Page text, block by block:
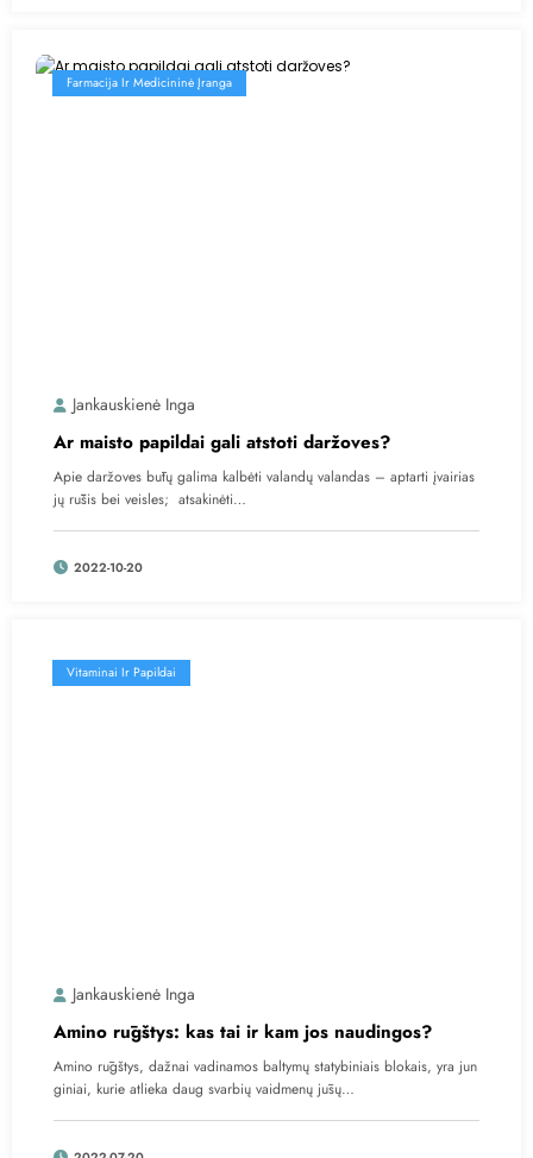
Farmacija Ir Medicininė Įranga
Jankauskienė Inga
Ar maisto papildai gali atstoti daržoves?
Apie daržoves būtų galima kalbėti valandų valandas – aptarti įvairias
jų rūšis bei veisles; atsakinėti…
2022-10-20
Vitaminai Ir Papildai
Jankauskienė Inga
Amino rūgštys: kas tai ir kam jos naudingos?
Amino rūgštys, dažnai vadinamos baltymų statybiniais blokais, yra jun
giniai, kurie atlieka daug svarbių vaidmenų jūsų…